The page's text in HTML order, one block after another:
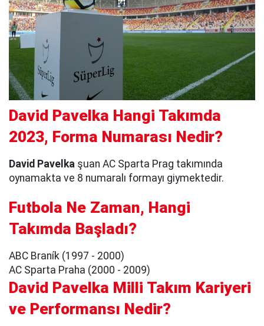
David Pavelka Hangi Takımda
2023, Forma Numarası Nedir?
David Pavelka şuan AC Sparta Prag takımında
oynamakta ve 8 numaralı formayı giymektedir.
Futbola Ne Zaman, Hangi
Takımda Başladı?
ABC Braník (1997 - 2000)
AC Sparta Praha (2000 - 2009)
David Pavelka Milli Takım Kariyeri
ve Performansı Nedir?